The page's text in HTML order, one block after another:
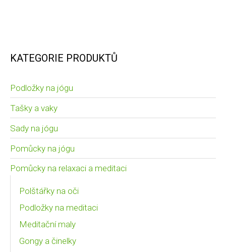
KATEGORIE PRODUKTŮ
Podložky na jógu
Tašky a vaky
Sady na jógu
Pomůcky na jógu
Pomůcky na relaxaci a meditaci
Polštářky na oči
Podložky na meditaci
Meditační maly
Gongy a činelky